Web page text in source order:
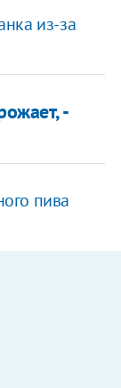
из-за
-
пива